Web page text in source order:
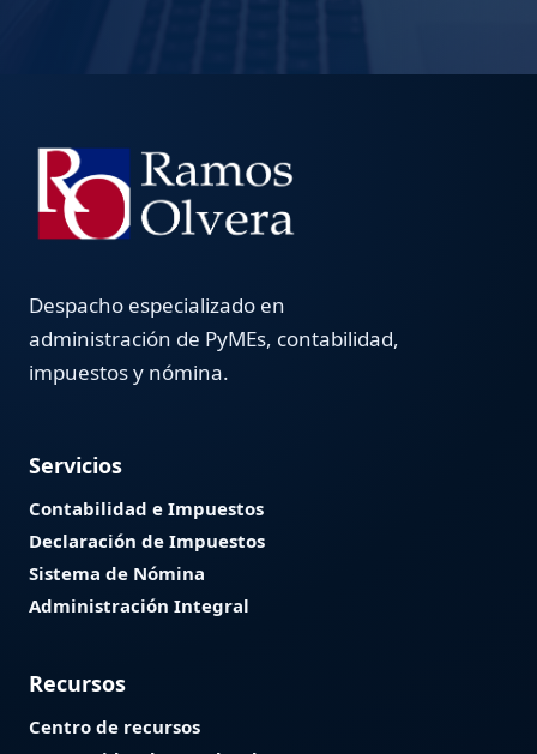
Despacho especializado en
administración de PyMEs, contabilidad,
impuestos y nómina.
Servicios
Contabilidad e Impuestos
Declaración de Impuestos
Sistema de Nómina
Administración Integral
Recursos
Centro de recursos